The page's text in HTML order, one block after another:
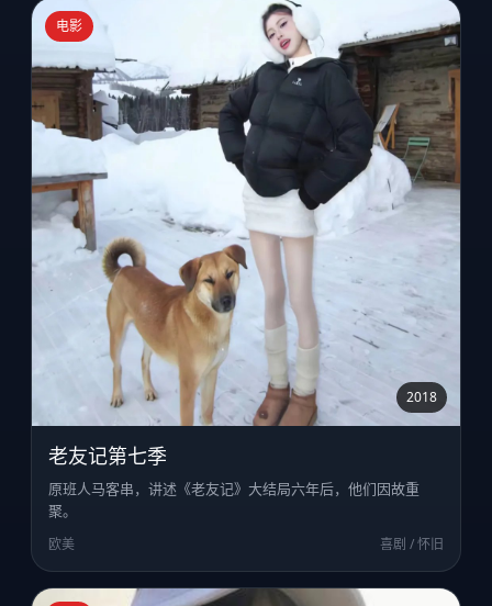
电影
2018
老友记第七季
原班人马客串，讲述《老友记》大结局六年后，他们因故重
聚。
欧美 喜剧 / 怀旧